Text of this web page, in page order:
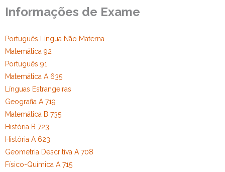
Estudar no CRSI
Contactos
Informações de Exame
Português Língua Não Materna
Matemática 92
Português 91
Matemática A 635
Línguas Estrangeiras
Geografia A 719
Matemática B 735
História B 723
História A 623
Geometria Descritiva A 708
Físico-Química A 715